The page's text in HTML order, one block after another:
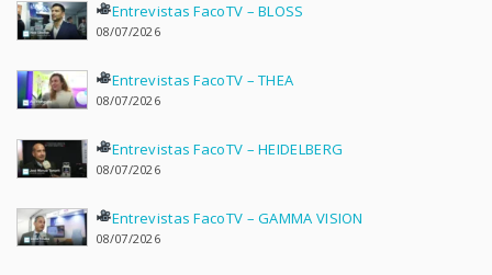
Entrevistas FacoTV – BLOSS
08/07/2026
Entrevistas FacoTV – THEA
08/07/2026
Entrevistas FacoTV – HEIDELBERG
08/07/2026
Entrevistas FacoTV – GAMMA VISION
08/07/2026